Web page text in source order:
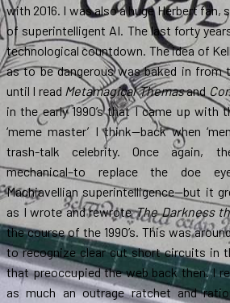
with 2016. I was also a huge Herbert fan,
of superintelligent AI. The last forty
technological countdown. The idea of
as to be dangerous was baked in from
until I read Metamagical Themasand
in the early 1990’s that I came up with
‘meme master’ I think—back when
trash-talk celebrity. Once again,
mechanical–to replace the doe
Machiavellian superintelligence—but it
as I wrote and rewroteThe Darkness
the course of the 1990’s. This was
to recognize clear cut short circuits in
that preoccupied the web back then. I
as much an outrage ratchet and